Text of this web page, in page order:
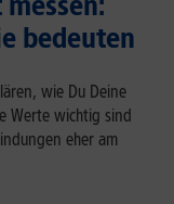
bedeuten
wie Du Deine
Werte wichtig sind
eher am